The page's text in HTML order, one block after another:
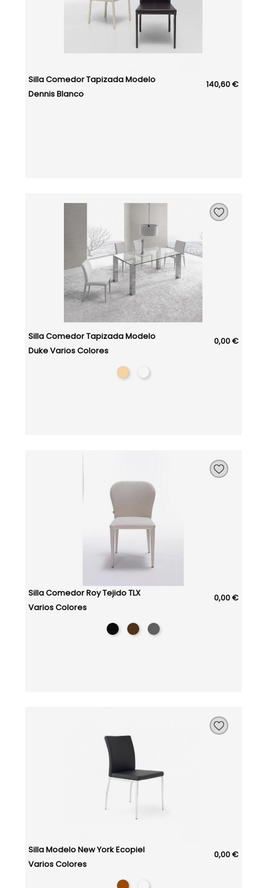
Silla Comedor Tapizada Modelo
Dennis Blanco
140,60 €
Silla Comedor Tapizada Modelo
Duke Varios Colores
0,00 €
Silla Comedor Roy Tejido TLX
Varios Colores
0,00 €
Silla Modelo New York Ecopiel
Varios Colores
0,00 €